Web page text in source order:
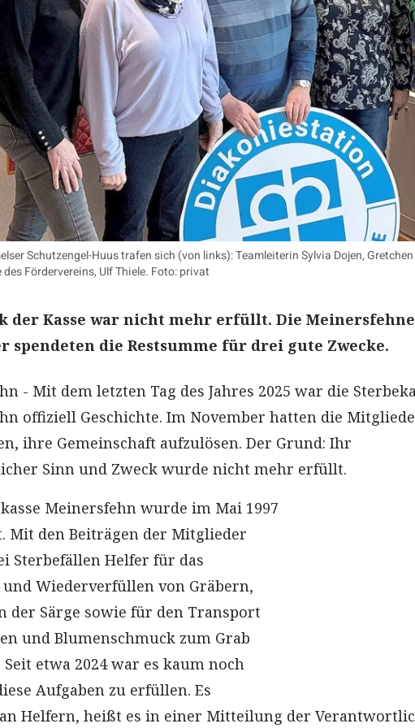
Schutzengel-Huus trafen sich (von links): Teamleiterin Sylvia Dojen,
Fördervereins, Ulf Thiele. Foto: privat
der Kasse war nicht mehr erfüllt. Die
spendeten die Restsumme für drei gute Zwecke.
- Mit dem letzten Tag des Jahres 2025 war die
offiziell Geschichte. Im November hatten die
ihre Gemeinschaft aufzulösen. Der Grund: Ihr
Sinn und Zweck wurde nicht mehr erfüllt.
Meinersfehn wurde im Mai 1997
Mit den Beiträgen der Mitglieder
Sterbefällen Helfer für das
und Wiederverfüllen von Gräbern,
der Särge sowie für den Transport
und Blumenschmuck zum Grab
etwa 2024 war es kaum noch
Aufgaben zu erfüllen. Es
Helfern, heißt es in einer Mitteilung der